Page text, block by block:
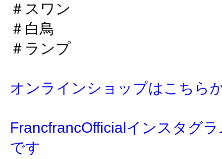
＃スワン
＃白鳥
＃ランプ
オンラインショップはこちら
FrancfrancOfficialインスタグ
です